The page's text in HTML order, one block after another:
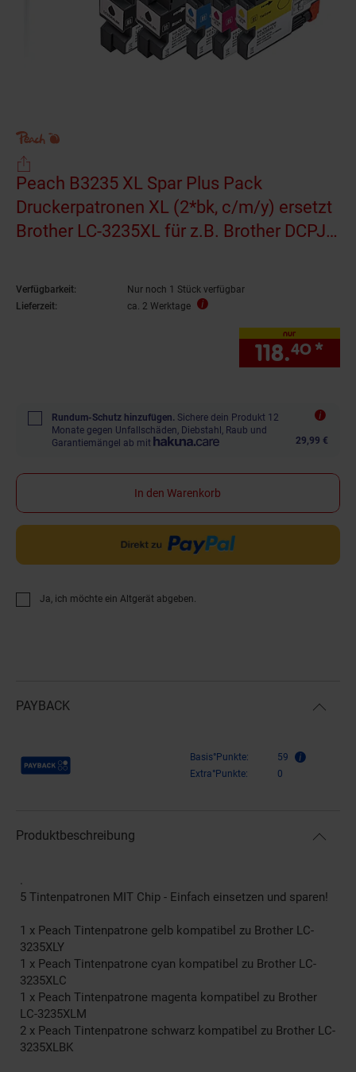
Peach B3235 XL Spar Plus Pack
Druckerpatronen XL (2*bk, c/m/y) ersetzt
Brother LC-3235XL für z.B. Brother DCPJ
Verfügbarkeit:
Nur noch 1 Stück verfügbar
Lieferzeit:
ca. 2 Werktage
nur
118.40 *
Rundum-Schutz hinzufügen. Sichere dein Produkt 12
Monate gegen Unfallschäden, Diebstahl, Raub und
Garantiemängel ab mit
29,99 €
In den Warenkorb
Ja, ich möchte ein Altgerät abgeben.
PAYBACK
Payback Punkte Basis°Punkte:
59
Extra°Punkte:
0
Produktbeschreibung
5 Tintenpatronen MIT Chip - Einfach einsetzen und sparen!
1 x Peach Tintenpatrone gelb kompatibel zu Brother LC-
3235XLY
1 x Peach Tintenpatrone cyan kompatibel zu Brother LC-
3235XLC
1 x Peach Tintenpatrone magenta kompatibel zu Brother
LC-3235XLM
2 x Peach Tintenpatrone schwarz kompatibel zu Brother LC-
3235XLBK